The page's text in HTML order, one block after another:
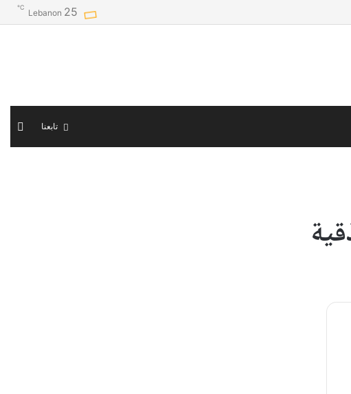
Lebanon 25
℃
تابعنا